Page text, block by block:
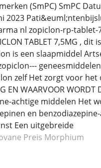
(SmPC) SmPC
2023
nl zopiclon-rp-
TABLET 7,5MG ,
is een slaapmiddel
zelf Het zorgt voor
EN WAARVOOR
achtige middelen Het
en
Een uitgebreide
Preis Morphium